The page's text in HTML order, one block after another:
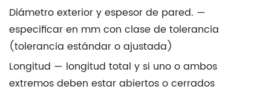
Diámetro exterior y espesor de pared. —
especificar en mm con clase de tolerancia
(tolerancia estándar o ajustada)
Longitud — longitud total y si uno o ambos
extremos deben estar abiertos o cerrados